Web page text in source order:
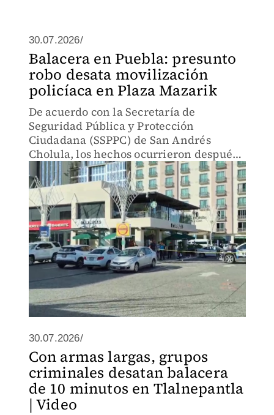
30.07.2026/
Balacera en Puebla: presunto
robo desata movilización
policíaca en Plaza Mazarik
De acuerdo con la Secretaría de
Seguridad Pública y Protección
Ciudadana (SSPPC) de San Andrés
Cholula, los hechos ocurrieron después
de un presunto robo a un comensal.
30.07.2026/
Con armas largas, grupos
criminales desatan balacera
de 10 minutos en Tlalnepantla
| Video